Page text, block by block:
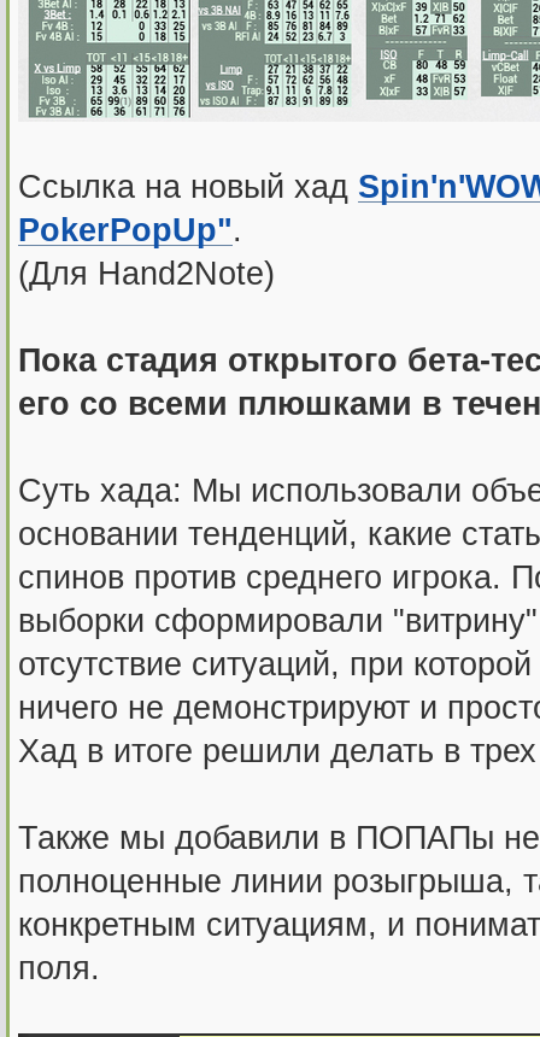
Ссылка на новый хад
PokerPopUp".
(Для Hand2Note)
Пока стадия открытого бета-
его со всеми плюшками в
Суть хада: Мы использовали
основании тенденций, какие
спинов против среднего игрока.
выборки сформировали
отсутствие ситуаций, при
ничего не демонстрируют и
Хад в итоге решили делать в
Также мы добавили в ПОПАПы не
полноценные линии розыгрыша,
конкретным ситуациям, и
поля.